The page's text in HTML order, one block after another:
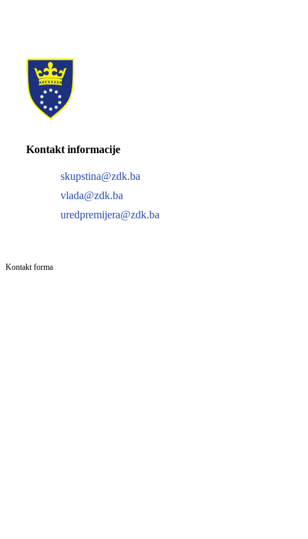
Kontakt informacije
skupstina@zdk.ba
vlada@zdk.ba
uredpremijera@zdk.ba
Kontakt forma